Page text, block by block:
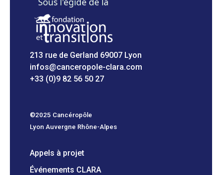
213 rue de Gerland 69007 Lyon
infos@canceropole-clara.com
+33 (0)9 82 56 50 27
©2025 Cancéropôle
Lyon Auvergne Rhône-Alpes
Appels à projet
Événements CLARA